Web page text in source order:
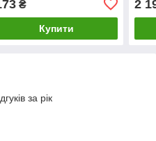
₴
Купити
2
за рік